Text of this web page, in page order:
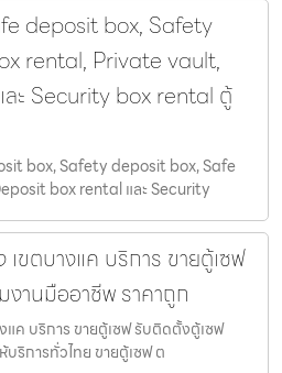
deposit box, Safety
rental, Private vault,
ะ Security box rental ตู้
box, Safety deposit box, Safe
box rental และ Security
เขตบางแค บริการ ขายตู้เซฟ
านมืออาชีพ ราคาถูก
แค บริการ ขายตู้เซฟ รับติดตั้งตู้เซฟ
ริการทั่วไทย ขายตู้เซฟ ต